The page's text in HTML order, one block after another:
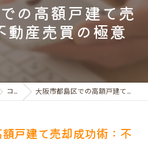
の高額戸建て売
動産売買の極意
コラム 大阪市都島区での高額戸建て売却成功術：不動産売買の極意
戸建て売却成功術：不